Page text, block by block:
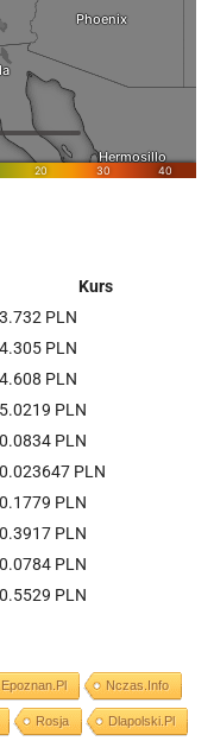
Kurs
3.732 PLN
4.305 PLN
4.608 PLN
5.0219 PLN
0.0834 PLN
0.023647 PLN
0.1779 PLN
0.3917 PLN
0.0784 PLN
0.5529 PLN
Epoznan.pl Nczas.info
Rosja Dlapolski.pl